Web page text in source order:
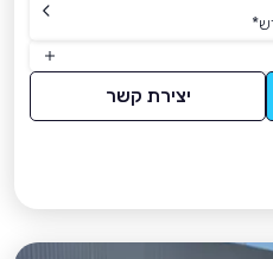
*
יצירת קשר